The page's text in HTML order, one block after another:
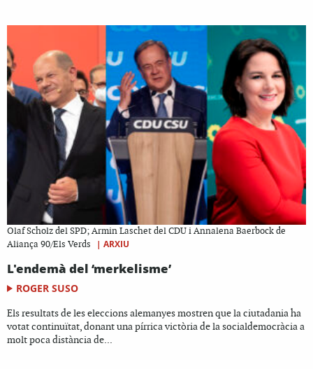
Olaf Scholz del SPD; Armin Laschet del CDU i Annalena Baerbock de
Aliança 90/Els Verds
| ARXIU
L'endemà del ‘merkelisme’
ROGER SUSO
Els resultats de les eleccions alemanyes mostren que la ciutadania ha
votat continuïtat, donant una pírrica victòria de la socialdemocràcia a
molt poca distància de...